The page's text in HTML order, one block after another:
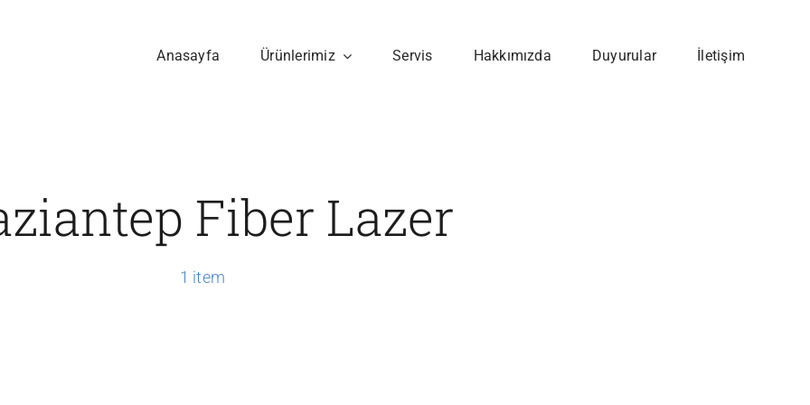
Anasayfa Ürünlerimiz Servis Hakkımızda Duyurular İletişim
Fiber Lazer
1 item